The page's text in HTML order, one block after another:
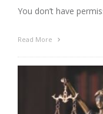
You don’t have
Read More